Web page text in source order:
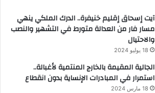
آيت إسحاق إقليم خنيفرة.. الدرك الملكي ينهي
مسار فار من العدالة متورط في التشهير والنصب
والاحتيال
18 يوليو 2024
الجالية المقيمة بالخارج المنتمية لأغبالة..
استمرار في المبادرات الإنساية بدون انقطاع
18 مارس 2024